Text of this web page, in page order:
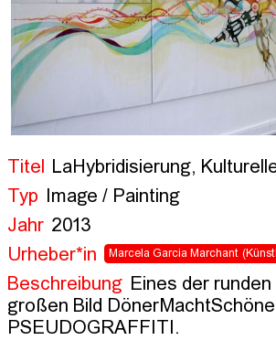
Titel
LaHybridisierung,
Typ
Image / Painting
Jahr 2013
Urheber*in
Marcela Garcia Marchant
Beschreibung Eines der
großen Bild
PSEUDOGRAFFITI.